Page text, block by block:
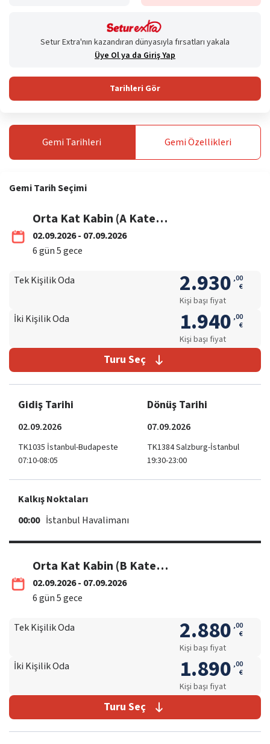
Setur Extra'nın kazandıran dünyasıyla fırsatları yakala
Üye Ol ya da Giriş Yap
Tarihleri Gör
Gemi Tarihleri GemiÖzellikleri
GemiTarih Seçimi
Orta Kat Kabin (A Kategori) 02-07 Eylül / THY
02.09.2026 - 07.09.2026
6gün5gece
Tek Kişilik Oda 2.930 ,00
€
Kişi başı fiyat
İki Kişilik Oda 1.940 ,00
€
Kişi başı fiyat
Turu Seç
Gidiş Tarihi
02.09.2026
TK1035 İstanbul-Budapeste
07:10-08:05
Dönüş Tarihi
07.09.2026
TK1384 Salzburg-İstanbul
19:30-23:00
Kalkış Noktaları
00:00 İstanbul Havalimanı
Orta Kat Kabin (B Kategori) 02-07 Eylül / THY
02.09.2026 - 07.09.2026
6gün5gece
Tek Kişilik Oda 2.880 ,00
€
Kişi başı fiyat
İki Kişilik Oda 1.890 ,00
€
Kişi başı fiyat
Turu Seç